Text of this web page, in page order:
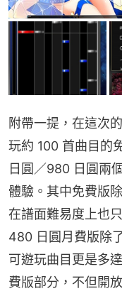
附帶一提，在這次
玩約 100 首曲目的
日圓／980 日圓兩
體驗。其中免費版
在譜面難易度上也
480 日圓月費版除
可遊玩曲目更是多
費版部分，不但開